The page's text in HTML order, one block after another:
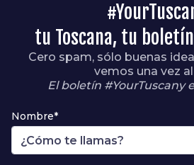
tu Toscana, tu
Cero spam, sólo buenas
vemos una vez
El boletín #YourTuscany
Nombre*